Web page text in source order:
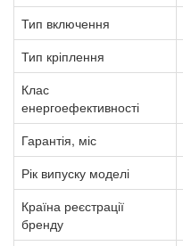
Тип включення
Тип кріплення
Клас
енергоефективності
Гарантія, міс
Рік випуску моделі
Країна реєстрації
бренду